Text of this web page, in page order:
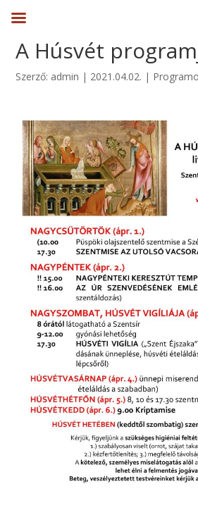
A Húsvét
Szerző: admin | 2021.04.02. |